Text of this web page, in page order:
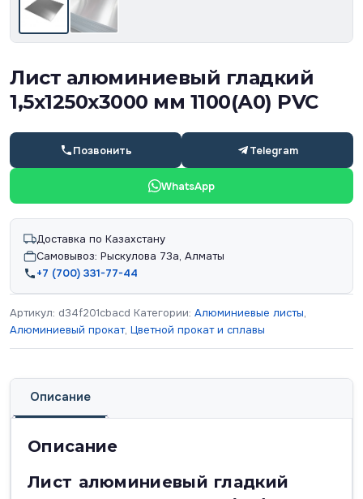
Лист алюминиевый гладкий
1,5x1250x3000 мм 1100(А0) PVC
Позвонить Telegram
WhatsApp
Доставка по Казахстану
Самовывоз: Рыскулова 73а, Алматы
+7 (700) 331-77-44
Артикул: d34f201cbacd Категории: Алюминиевые листы,
Алюминиевый прокат, Цветной прокат и сплавы
Описание
Описание
Лист алюминиевый гладкий